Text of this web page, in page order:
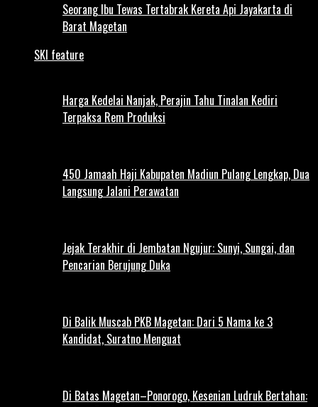
Seorang Ibu Tewas Tertabrak Kereta Api Jayakarta di
Barat Magetan
SKI feature
Harga Kedelai Nanjak, Perajin Tahu Tinalan Kediri
Terpaksa Rem Produksi
450 Jamaah Haji Kabupaten Madiun Pulang Lengkap, Dua
Langsung Jalani Perawatan
Jejak Terakhir di Jembatan Ngujur: Sunyi, Sungai, dan
Pencarian Berujung Duka
Di Balik Muscab PKB Magetan: Dari 5 Nama ke 3
Kandidat, Suratno Menguat
Di Batas Magetan–Ponorogo, Kesenian Ludruk Bertahan: